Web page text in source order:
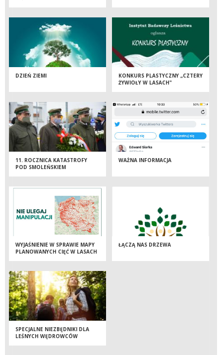
DZIEŃ ZIEMI
KONKURS PLASTYCZNY „CZTERY
ŻYWIOŁY W LASACH"
11. ROCZNICA KATASTROFY
POD SMOLEŃSKIEM
WAŻNA INFORMACJA
WYJAŚNIENIE W SPRAWIE MAPY
PLANOWANYCH CIĘĆ W LASACH
ŁĄCZĄ NAS DRZEWA
SPECJALNE NIEZBĘDNIKI DLA
LEŚNYCH WĘDROWCÓW